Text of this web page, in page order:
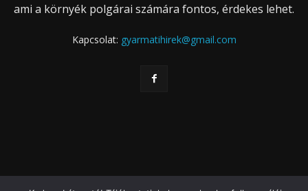
ami a környék polgárai számára fontos, érdekes lehet.
Kapcsolat: gyarmatihirek@gmail.com